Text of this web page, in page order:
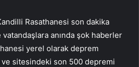
Rasathanesi son dakika
vatandaşlara anında şok haberler
yerel olarak deprem
ve sitesindeki son 500 depremi